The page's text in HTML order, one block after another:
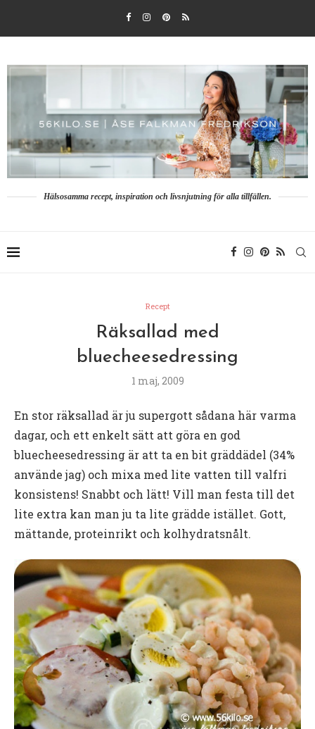
Hälsosamma recept, inspiration och livsnjutning för alla tillfällen.
Recept
Räksallad med
bluecheesedressing
1 maj, 2009
En stor räksallad är ju supergott sådana här varma
dagar, och ett enkelt sätt att göra en god
bluecheesedressing är att ta en bit gräddädel (34%
använde jag) och mixa med lite vatten till valfri
konsistens! Snabbt och lätt! Vill man festa till det
lite extra kan man ju ta lite grädde istället. Gott,
mättande, proteinrikt och kolhydratsnålt.